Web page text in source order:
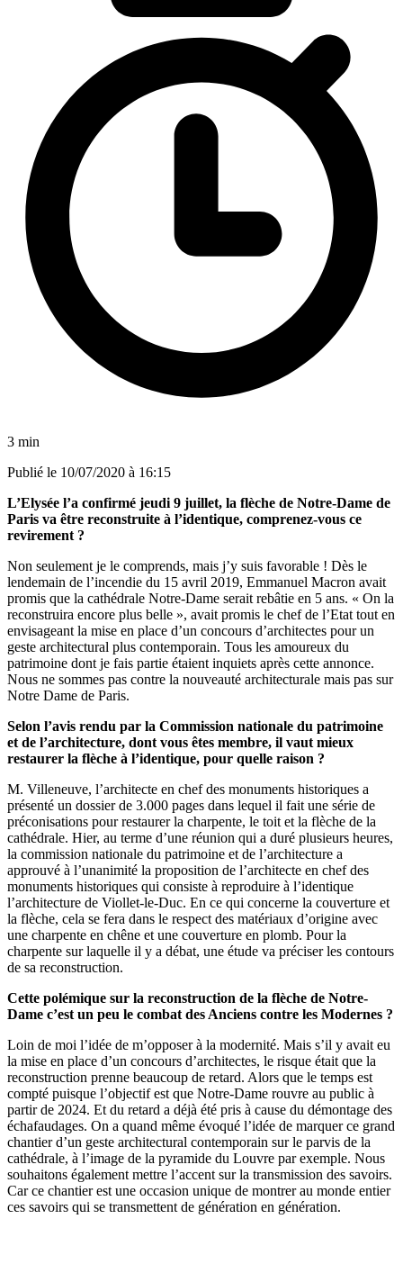
3 min
Publié le 10/07/2020 à 16:15
L’Elysée l’a confirmé jeudi 9 juillet, la flèche de Notre-Dame de
Paris va être reconstruite à l’identique, comprenez-vous ce
revirement ?
Non seulement je le comprends, mais j’y suis favorable ! Dès le
lendemain de l’incendie du 15 avril 2019, Emmanuel Macron avait
promis que la cathédrale Notre-Dame serait rebâtie en 5 ans. « On la
reconstruira encore plus belle », avait promis le chef de l’Etat tout en
envisageant la mise en place d’un concours d’architectes pour un
geste architectural plus contemporain. Tous les amoureux du
patrimoine dont je fais partie étaient inquiets après cette annonce.
Nous ne sommes pas contre la nouveauté architecturale mais pas sur
Notre Dame de Paris.
Selon l’avis rendu par la Commission nationale du patrimoine
et de l’architecture, dont vous êtes membre, il vaut mieux
restaurer la flèche à l’identique, pour quelle raison ?
M. Villeneuve, l’architecte en chef des monuments historiques a
présenté un dossier de 3.000 pages dans lequel il fait une série de
préconisations pour restaurer la charpente, le toit et la flèche de la
cathédrale. Hier, au terme d’une réunion qui a duré plusieurs heures,
la commission nationale du patrimoine et de l’architecture a
approuvé à l’unanimité la proposition de l’architecte en chef des
monuments historiques qui consiste à reproduire à l’identique
l’architecture de Viollet-le-Duc. En ce qui concerne la couverture et
la flèche, cela se fera dans le respect des matériaux d’origine avec
une charpente en chêne et une couverture en plomb. Pour la
charpente sur laquelle il y a débat, une étude va préciser les contours
de sa reconstruction.
Cette polémique sur la reconstruction de la flèche de Notre-
Dame c’est un peu le combat des Anciens contre les Modernes ?
Loin de moi l’idée de m’opposer à la modernité. Mais s’il y avait eu
la mise en place d’un concours d’architectes, le risque était que la
reconstruction prenne beaucoup de retard. Alors que le temps est
compté puisque l’objectif est que Notre-Dame rouvre au public à
partir de 2024. Et du retard a déjà été pris à cause du démontage des
échafaudages. On a quand même évoqué l’idée de marquer ce grand
chantier d’un geste architectural contemporain sur le parvis de la
cathédrale, à l’image de la pyramide du Louvre par exemple. Nous
souhaitons également mettre l’accent sur la transmission des savoirs.
Car ce chantier est une occasion unique de montrer au monde entier
ces savoirs qui se transmettent de génération en génération.